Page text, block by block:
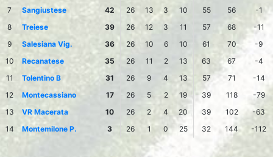
7
Sangiustese 42 26 13 3 10 55 56
-1
8
Treiese 39 26 12 3 11 57 68
-11
9
Salesiana Vig. 36 26 10 6 10 61 70
-9
10
Recanatese 35 26 11 2 13 63 67
-4
11
Tolentino B 31 26 9 4 13 57 71
-14
12
Montecassiano 17 26 5 2 19 39 118
-79
13
VR Macerata 10 26 2 4 20 39 102
-63
14
Montemilone P. 3 26 1 0 25 32 144 -112